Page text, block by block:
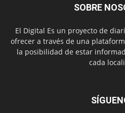
SOBRE
El Digital Es un proyecto de
ofrecer a través de una
la posibilidad de estar
cada